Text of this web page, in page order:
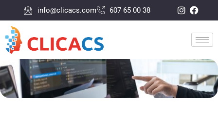
info@clicacs.com 607 65 00 38